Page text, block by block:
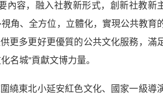
內容，融入社教新形式，創新社教新
角、全方位，立體化，實現公共教育
更多更好更優質的公共文化服務，滿
名城”貢獻文博力量。
東北小延安紅色文化、國家一級導